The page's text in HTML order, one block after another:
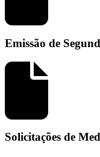
Emissão de
Solicitações de